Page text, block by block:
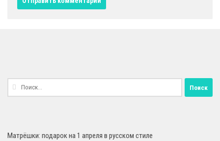
Найти:
Матрёшки: подарок на 1 апреля в русском стиле